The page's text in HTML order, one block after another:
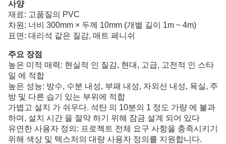
사양
재료: 고품질의 PVC
차원: 너비 300mm × 두께 10mm (개별 길이 1m ~ 4m)
표면: 대리석 같은 질감, 매트 페니쉬
주요 장점
높은 미적 매력: 현실적 인 질감, 현대, 고급, 고전적 인 스타
일 에 적합
높은 성능: 방수, 수분 내성, 부패 내성, 자외선 내성, 욕실, 주
방 및 다른 습기 있는 부위에 적합
가볍고 설치 가 쉬우다. 석탄 의 10분의 1 정도 가량 에 불과
하며, 설치 시간 을 절약 하기 위해 잠금 설계 되어 있다
유연한 사용자 정의: 프로젝트 전체 요구 사항을 충족시키기
위해 색상 및 텍스처의 대량 사용자 정의를 지원합니다.